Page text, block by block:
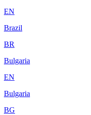
EN
Brazil
BR
Bulgaria
EN
Bulgaria
BG